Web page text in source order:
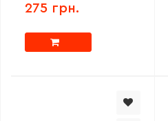
275 грн.